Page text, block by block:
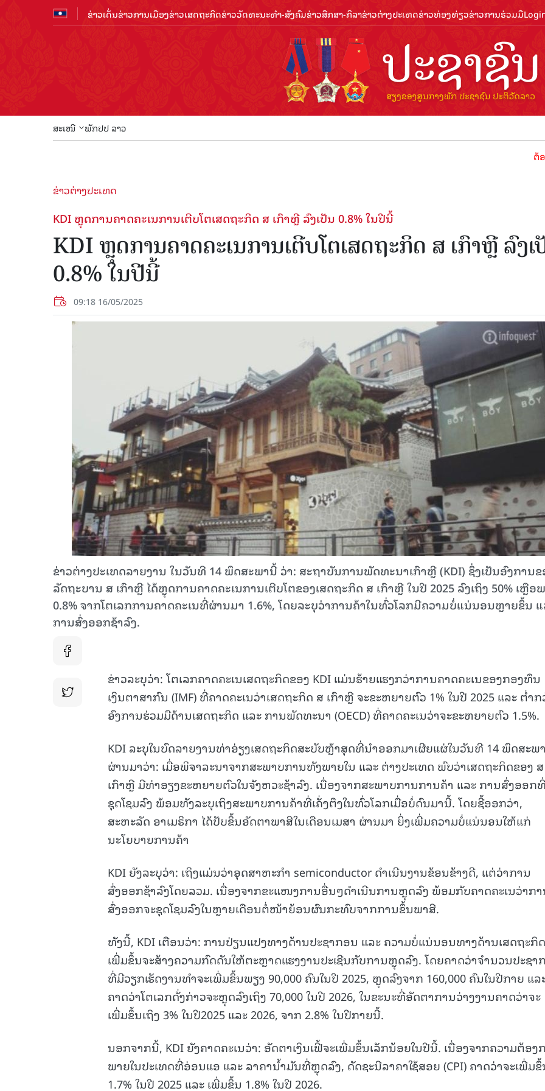
ຂ່າວເດັ່ນຂ່າວການເມືອງຂ່າວເສດຖະກິດຂ່າວວັດທະນະທຳ-ສັງຄົມຂ່າວສືກສາ-ກິລາຂ່າວຕ່າງປະເທດຂ່າວທ່ອງທ່ຽວຂ່າວການຮ່ວມມື
ສະເໜີ ພັກປປ ລາວ
ຕ້ອນຮັບ
ຂ່າວຕ່າງປະເທດ
KDI ຫຼຸດການຄາດຄະເນການເຕີບໂຕເສດຖະກິດ ສ ເກົາຫຼີ ລົງເປັນ 0.8% ໃນປີນີ້
KDI ຫຼຸດການຄາດຄະເນການເຕີບໂຕເສດຖະກິດ ສ ເກົາຫຼີ ລົງ
0.8% ໃນປີນີ້
09:18 16/05/2025
ຂ່າວຕ່າງປະເທດລາຍງານ ໃນວັນທີ 14 ພຶດສະພານີ້ ວ່າ: ສະຖາບັນການພັດທະນາເກົາຫຼີ (KDI) ຊຶ່ງເປັນອົງການຂ
ລັດຖະບານ ສ ເກົາຫຼີ ໄດ້ຫຼຸດການຄາດຄະເນການເຕີບໂຕຂອງເສດຖະກິດ ສ ເກົາຫຼີ ໃນປີ 2025 ລົງເຖິງ 50% ເຫຼືອ
0.8% ຈາກໂຕເລກການຄາດຄະເນທີ່ຜ່ານມາ 1.6%, ໂດຍລະບຸວ່າການຄ້າໃນທົ່ວໂລກມີຄວາມບໍ່ແນ່ນອນຫຼາຍຂຶ້ນ
ການສົ່ງອອກຊ້າລົງ.
ຂ່າວລະບຸວ່າ: ໂຕເລກຄາດຄະເນເສດຖະກິດຂອງ KDI ແມ່ນຮ້າຍແຮງກວ່າການຄາດຄະເນຂອງກອງທຶນ
ເງິນຕາສາກົນ (IMF) ທີ່ຄາດຄະເນວ່າເສດຖະກິດ ສ ເກົາຫຼີ ຈະຂະຫຍາຍຕົວ 1% ໃນປີ 2025 ແລະ ຕ່ຳກ
ອົງການຮ່ວມມືດ້ານເສດຖະກິດ ແລະ ການພັດທະນາ (OECD) ທີ່ຄາດຄະເນວ່າຈະຂະຫຍາຍຕົວ 1.5%.
KDI ລະບຸໃນບົດລາຍງານທ່າອ່ຽງເສດຖະກິດສະບັບຫຼ້າສຸດທີ່ນຳອອກມາເຜີຍແຜ່ໃນວັນທີ 14 ພຶດສະພ
ຜ່ານມາວ່າ: ເມື່ອພິຈາລະນາຈາກສະພາບການທັງພາຍໃນ ແລະ ຕ່າງປະເທດ ພົບວ່າເສດຖະກິດຂອງ ສ
ເກົາຫຼີ ມີທ່າອຽງຂະຫຍາຍຕົວໃນຈັງຫວະຊ້າລົງ. ເນື່ອງຈາກສະພາບການການຄ້າ ແລະ ການສົ່ງອອກ
ຊຸດໂຊມລົງ ພ້ອມທັງລະບຸເຖິງສະພາບການຄ້າທີ່ເຄັ່ງຕຶງໃນທົ່ວໂລກເມື່ອບໍ່ດົນມານີ້. ໂດຍຊີ້ອອກວ່າ,
ສະຫະລັດ ອາເມຣິກາ ໄດ້ປັບຂຶ້ນອັດຕາພາສີໃນເດືອນເມສາ ຜ່ານມາ ຍິ່ງເພີ່ມຄວາມບໍ່ແນ່ນອນໃຫ້ແກ່
ນະໂຍບາຍການຄ້າ
KDI ຍັງລະບຸວ່າ: ເຖິງແມ່ນວ່າອຸດສາຫະກໍາ semiconductor ດຳເນີນງານຂ້ອນຂ້າງດີ, ແຕ່ວ່າການ
ສົ່ງອອກຊ້າລົງໂດຍລວມ. ເນື່ອງຈາກຂະແໜງການອື່ນໆດຳເນີນການຫຼຸດລົງ ພ້ອມກັບຄາດຄະເນວ່າກ
ສົ່ງອອກຈະຊຸດໂຊມລົງໃນຫຼາຍເດືອນຕໍ່ໜ້າຍ້ອນຜົນກະທົບຈາກການຂຶ້ນພາສີ.
ທັງນີ້, KDI ເຕືອນວ່າ: ການປ່ຽນແປງທາງດ້ານປະຊາກອນ ແລະ ຄວາມບໍ່ແນ່ນອນທາງດ້ານເສດຖະກິ
ເພີ່ມຂຶ້ນຈະສ້າງຄວາມກົດດັນໃຫ້ຕະຫຼາດແຮງງານປະເຊີນກັບການຫຼຸດລົງ. ໂດຍຄາດວ່າຈຳນວນປະຊາ
ທີ່ມີວຽກເຮັດງານທຳຈະເພີ່ມຂຶ້ນພຽງ 90,000 ຄົນໃນປີ 2025, ຫຼຸດລົງຈາກ 160,000 ຄົນໃນປີກາຍ ແລ
ຄາດວ່າໂຕເລກດັ່ງກ່າວຈະຫຼຸດລົງເຖິງ 70,000 ໃນປີ 2026, ໃນຂະນະທີ່ອັດຕາການວ່າງງານຄາດວ່າຈະ
ເພີ່ມຂຶ້ນເຖິງ 3% ໃນປີ2025 ແລະ 2026, ຈາກ 2.8% ໃນປີກາຍນີ້.
ນອກຈາກນີ້, KDI ຍັງຄາດຄະເນວ່າ: ອັດຕາເງິນເຟີ້ຈະເພີ່ມຂຶ້ນເລັກນ້ອຍໃນປີນີ້. ເນື່ອງຈາກຄວາມຕ້ອງ
ພາຍໃນປະເທດທີ່ອ່ອນແອ ແລະ ລາຄານ້ຳມັນທີ່ຫຼຸດລົງ, ດັດຊະນີລາຄາໃຊ້ສອຍ (CPI) ຄາດວ່າຈະເພີ່ມ
1.7% ໃນປີ 2025 ແລະ ເພີ່ມຂຶ້ນ 1.8% ໃນປີ 2026.